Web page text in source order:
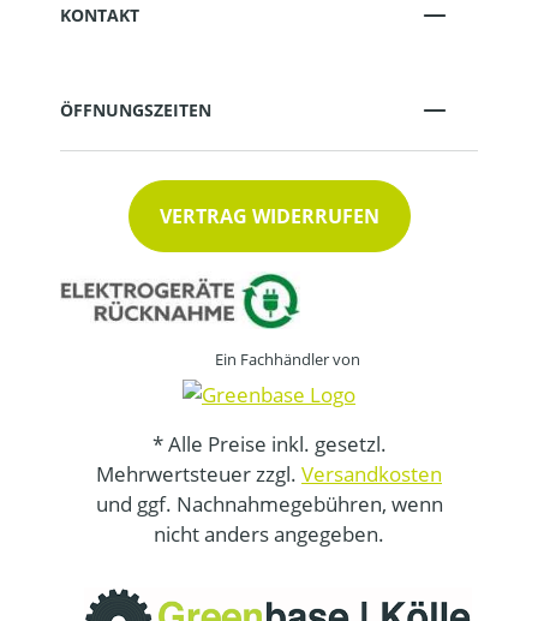
KONTAKT
ÖFFNUNGSZEITEN
VERTRAG WIDERRUFEN
Ein Fachhändler von
* Alle Preise inkl. gesetzl.
Mehrwertsteuer zzgl. Versandkosten
und ggf. Nachnahmegebühren, wenn
nicht anders angegeben.